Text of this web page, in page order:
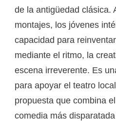
de la antigüedad clásica.
montajes, los jóvenes
capacidad para
mediante el ritmo, la
escena irreverente. Es
para apoyar el teatro
propuesta que combina
comedia más disparatada